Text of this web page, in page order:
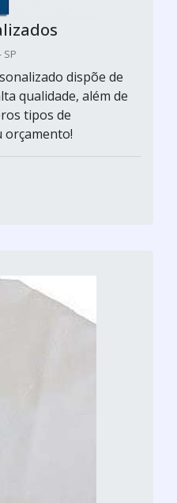
dispõe de
qualidade, além de
tipos de
orçamento!